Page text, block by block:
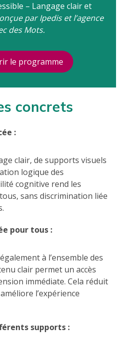
– Langage clair et
par Ipedis et l’agence
des Mots.
le programme
concrets
:
clair, de supports visuels
logique des
cognitive rend les
sans discrimination liée
pour tous :
à l’ensemble des
clair permet un accès
immédiate. Cela réduit
l’expérience
supports :